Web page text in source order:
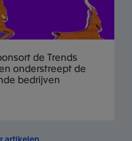
de Trends
onderstreept de
bedrijven
artikelen